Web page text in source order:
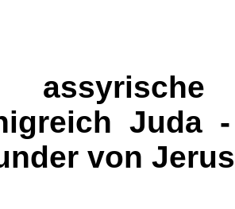
assyrische
Juda
von